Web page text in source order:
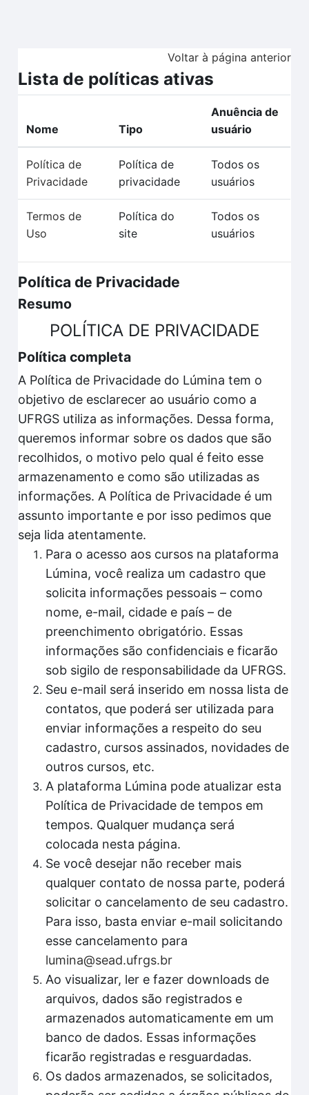
Voltar à página anterior
Lista de políticas ativas
Nome Tipo
Anuência de
usuário
Política de
Privacidade
Política de
privacidade
Todos os
usuários
Termos de
Uso
Política do
site
Todos os
usuários
Política de Privacidade
Resumo
POLÍTICA DE PRIVACIDADE
Política completa
A Política de Privacidade do Lúmina tem o
objetivo de esclarecer ao usuário como a
UFRGS utiliza as informações. Dessa forma,
queremos informar sobre os dados que são
recolhidos, o motivo pelo qual é feito esse
armazenamento e como são utilizadas as
informações. A Política de Privacidade é um
assunto importante e por isso pedimos que
seja lida atentamente.
Para o acesso aos cursos na plataforma
Lúmina, você realiza um cadastro que
solicita informações pessoais – como
nome, e-mail, cidade e país – de
preenchimento obrigatório. Essas
informações são confidenciais e ficarão
sob sigilo de responsabilidade da UFRGS.
Seu e-mail será inserido em nossa lista de
contatos, que poderá ser utilizada para
enviar informações a respeito do seu
cadastro, cursos assinados, novidades de
outros cursos, etc.
A plataforma Lúmina pode atualizar esta
Política de Privacidade de tempos em
tempos. Qualquer mudança será
colocada nesta página.
Se você desejar não receber mais
qualquer contato de nossa parte, poderá
solicitar o cancelamento de seu cadastro.
Para isso, basta enviar e-mail solicitando
esse cancelamento para
lumina@sead.ufrgs.br
Ao visualizar, ler e fazer downloads de
arquivos, dados são registrados e
armazenados automaticamente em um
banco de dados. Essas informações
ficarão registradas e resguardadas.
Os dados armazenados, se solicitados,